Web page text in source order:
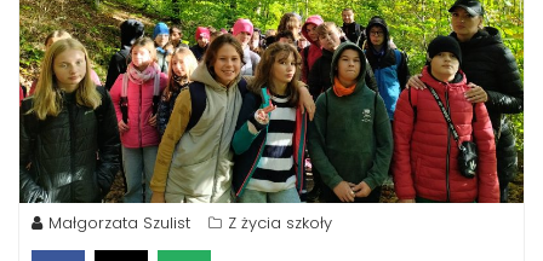
Małgorzata Szulist Z życia szkoły